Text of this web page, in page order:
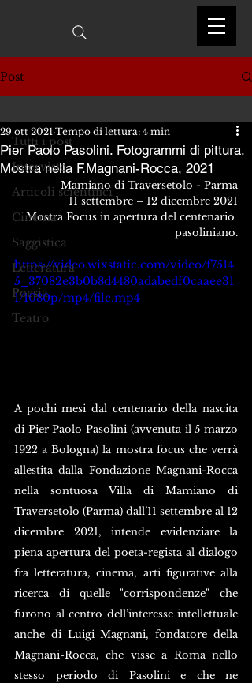
Post
Tutti i post
Interviste
Articoli scientifici
Cinema
Saggistica
Letteratura
Poesia
Teatro
Pier Paolo Pasolini. Fotogrammi di pittura.
Mostra nella F.Magnani-Rocca, 2021
29 ott 2021 Tempo di lettura: 4 min
Mamiano di Traversetolo - Parma
11 settembre – 12 dicembre 2021
Mostra Focus in apertura del centenario
pasoliniano.
https://video.wixstatic.com/video/f7514
5_37082e3b0b8d4480adabedf0caaee31
1/1080p/mp4/file.mp4
A pochi mesi dal centenario della nascita
di Pier Paolo Pasolini (avvenuta il 5 marzo
1922 a Bologna) la mostra focus che verrà
allestita dalla Fondazione Magnani-Rocca
nella sontuosa Villa di Mamiano di
Traversetolo (Parma) dall’11 settembre al 12
dicembre 2021, intende evidenziare la
piena apertura del poeta-regista al dialogo
fra letteratura, cinema, arti figurative alla
ricerca di quelle "corrispondenze" che
furono al centro dell’interesse intellettuale
anche di Luigi Magnani, fondatore della
Magnani-Rocca, che visse a Roma nello
stesso periodo di Pasolini e che ne